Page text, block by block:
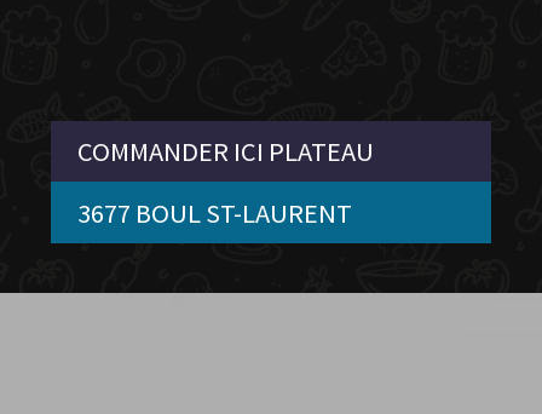
COMMANDER ICI PLATEAU
3677 BOUL ST-LAURENT